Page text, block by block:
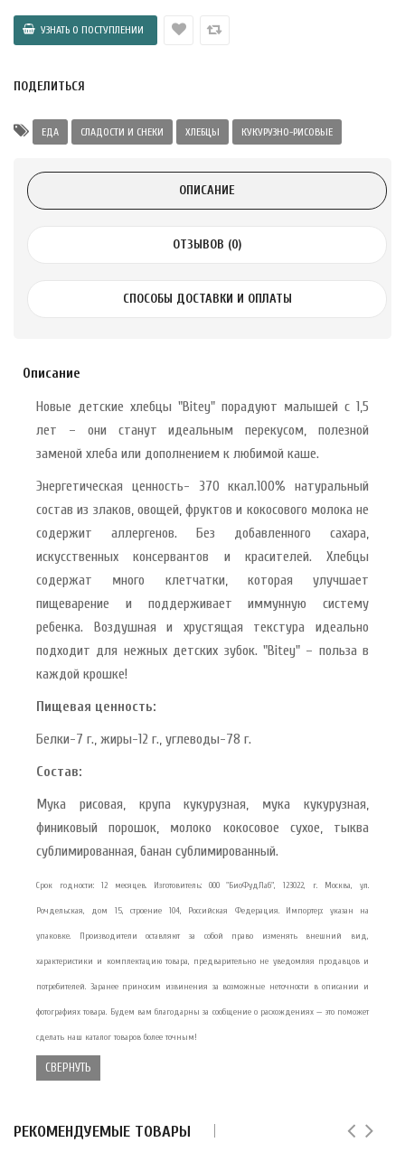
Укрепление
ПОДЕЛИТЬСЯ
ЕДА СЛАДОСТИ И СНЕКИ ХЛЕБЦЫ КУКУРУЗНО-РИСОВЫЕ
ОПИСАНИЕ
ОТЗЫВОВ (0)
СПОСОБЫ ДОСТАВКИ И ОПЛАТЫ
Описание
Новые детские хлебцы "Bitey" порадуют малышей с 1,5
лет – они станут идеальным перекусом, полезной
заменой хлеба или дополнением к любимой каше.
Энергетическая ценность- 370 ккал.100% натуральный
состав из злаков, овощей, фруктов и кокосового молока не
содержит аллергенов. Без добавленного сахара,
искусственных консервантов и красителей. Хлебцы
содержат много клетчатки, которая улучшает
пищеварение и поддерживает иммунную систему
ребенка. Воздушная и хрустящая текстура идеально
подходит для нежных детских зубок. "Bitey" – польза в
каждой крошке!
Пищевая ценность:
Белки-7 г., жиры-12 г., углеводы-78 г.
Состав:
Мука рисовая, крупа кукурузная, мука кукурузная,
финиковый порошок, молоко кокосовое сухое, тыква
сублимированная, банан сублимированный.
Срок годности: 12 месяцев. Изготовитель: ООО "БиоФудЛаб", 123022, г. Москва, ул.
Рочдельская, дом 15, строение 104, Российская Федерация. Импортер: указан на
упаковке. Производители оставляют за собой право изменять внешний вид,
характеристики и комплектацию товара, предварительно не уведомляя продавцов и
потребителей. Заранее приносим извинения за возможные неточности в описании и
фотографиях товара. Будем вам благодарны за сообщение о расхождениях — это поможет
сделать наш каталог товаров более точным!
СВЕРНУТЬ
РЕКОМЕНДУЕМЫЕ ТОВАРЫ